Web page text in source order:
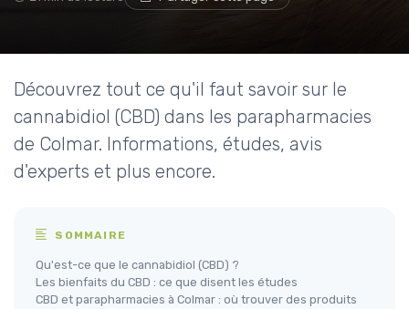
Découvrez tout ce qu'il faut savoir sur le
cannabidiol (CBD) dans les parapharmacies
de Colmar. Informations, études, avis
d'experts et plus encore.
SOMMAIRE
Qu'est-ce que le cannabidiol (CBD) ?
Les bienfaits du CBD : ce que disent les études
CBD et parapharmacies à Colmar : où trouver des produits